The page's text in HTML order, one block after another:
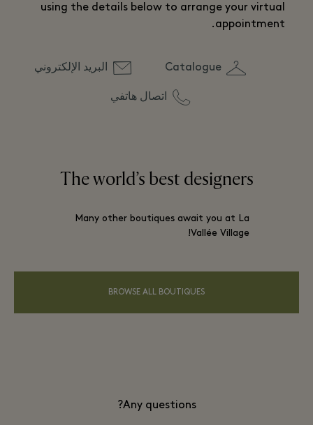
using the details below to arrange your virtual
appointment.
Catalogue البريد الإلكتروني
اتصال هاتفي
The world’s best designers
Many other boutiques await you at La
Vallée Village!
BROWSE ALL BOUTIQUES
Any questions?